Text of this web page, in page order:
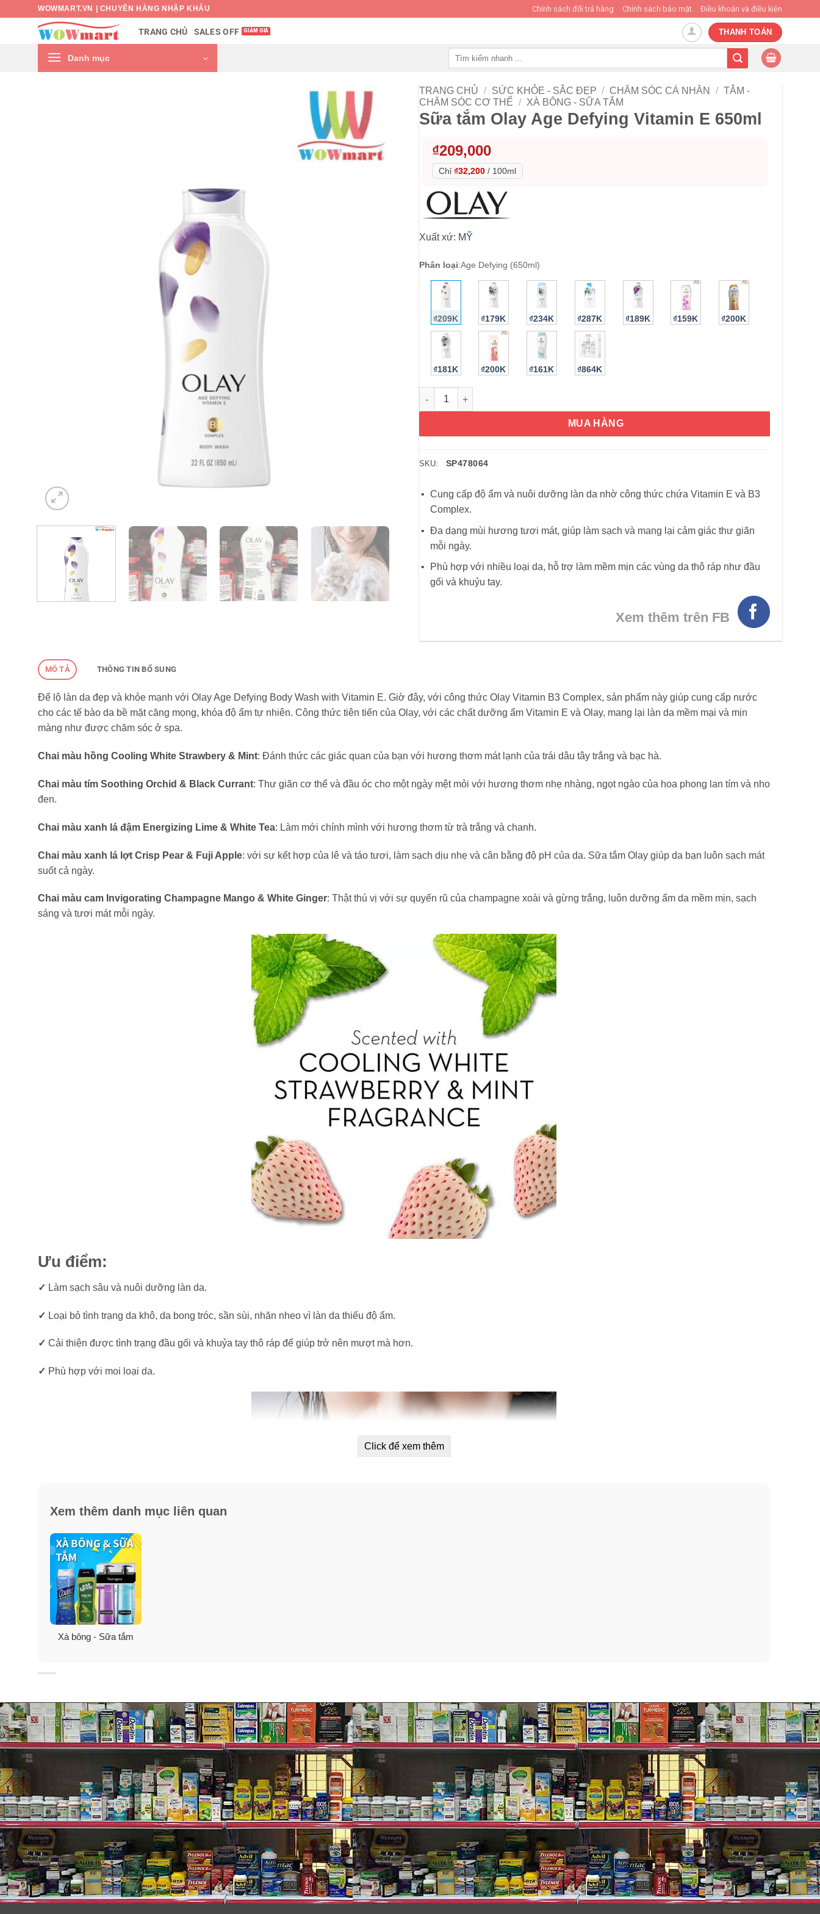
WOWMART.VN | CHUYÊN HÀNG NHẬP KHẨU Chính sách đổi trả hàng Chính sách bảo mật Điều khoản và điều kiện
TRANG CHỦ SALES OFF THANH TOÁN
Danh mục
HÌNH THẬT
TRANG CHỦ / SỨC KHỎE - SẮC ĐẸP / CHĂM SÓC CÁ NHÂN / TẮM -
CHĂM SÓC CƠ THỂ / XÀ BÔNG - SỮA TẮM
Sữa tắm Olay Age Defying Vitamin E 650ml
₫209,000
Chỉ ₫32,200 / 100ml
Xuất xứ: MỸ
Phân loại:Age Defying (650ml)
₫209K ₫179K ₫234K ₫287K ₫189K ₫159K ₫200K
₫181K ₫200K ₫161K ₫864K
Sữa tắm Olay Age Defying Vitamin E 650ml số lượng
MUA HÀNG
SKU: SP478064
Cung cấp độ ẩm và nuôi dưỡng làn da nhờ công thức chứa Vitamin E và B3
Complex.
Đa dạng mùi hương tươi mát, giúp làm sạch và mang lại cảm giác thư giãn
mỗi ngày.
Phù hợp với nhiều loại da, hỗ trợ làm mềm mịn các vùng da thô ráp như đầu
gối và khuỷu tay.
Xem thêm trên FB
MÔ TẢ THÔNG TIN BỔ SUNG
Để lộ làn da đẹp và khỏe mạnh với Olay Age Defying Body Wash with Vitamin E. Giờ đây, với công thức Olay Vitamin B3 Complex, sản phẩm này giúp cung cấp nước
cho các tế bào da bề mặt căng mọng, khóa độ ẩm tự nhiên. Công thức tiên tiến của Olay, với các chất dưỡng ẩm Vitamin E và Olay, mang lại làn da mềm mại và mịn
màng như được chăm sóc ở spa.
Chai màu hồng Cooling White Strawbery & Mint: Đánh thức các giác quan của bạn với hương thơm mát lạnh của trái dâu tây trắng và bạc hà.
Chai màu tím Soothing Orchid & Black Currant: Thư giãn cơ thể và đầu óc cho một ngày mệt mỏi với hương thơm nhẹ nhàng, ngọt ngào của hoa phong lan tím và nho
đen.
Chai màu xanh lá đậm Energizing Lime & White Tea: Làm mới chính mình với hương thơm từ trà trắng và chanh.
Chai màu xanh lá lợt Crisp Pear & Fuji Apple: với sự kết hợp của lê và táo tươi, làm sạch dịu nhẹ và cân bằng độ pH của da. Sữa tắm Olay giúp da bạn luôn sạch mát
suốt cả ngày.
Chai màu cam Invigorating Champagne Mango & White Ginger: Thật thú vị với sự quyến rũ của champagne xoài và gừng trắng, luôn dưỡng ẩm da mềm mịn, sạch
sáng và tươi mát mỗi ngày.
Ưu điểm:
✓ Làm sạch sâu và nuôi dưỡng làn da.
✓ Loại bỏ tình trạng da khô, da bong tróc, sần sùi, nhăn nheo vì làn da thiếu độ ẩm.
✓ Cải thiện được tình trạng đầu gối và khuỷa tay thô ráp để giúp trở nên mượt mà hơn.
✓ Phù hợp với moi loại da.
Hướng dẫn sử dụng các mùi hương từ sữa tắm Olay Fresh Outlast Body Wash
Làm ướt người rồi cho một lượng sữa tắm vừa đủ vào lòng bàn tay hoặc bông tắm, nhẹ nhàng massage rồi xả sạch với nước.
Bảo quản nơi khô thoáng, tránh ánh nắng trực tiếp.
Click để xem thêm
Xem thêm danh mục liên quan
Xà bông - Sữa tắm